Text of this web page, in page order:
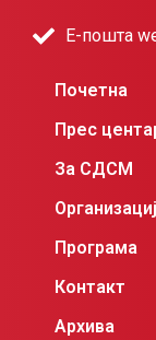
Е-пошта
Почетна
Прес
За СДСМ
Програма
Контакт
Архива